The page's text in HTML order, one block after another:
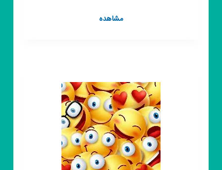
مشاهدهکانال
خنده
دار
🤣